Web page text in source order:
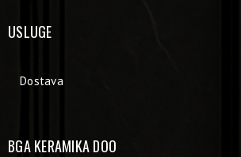
USLUGE
Dostava
BGA KERAMIKA DOO